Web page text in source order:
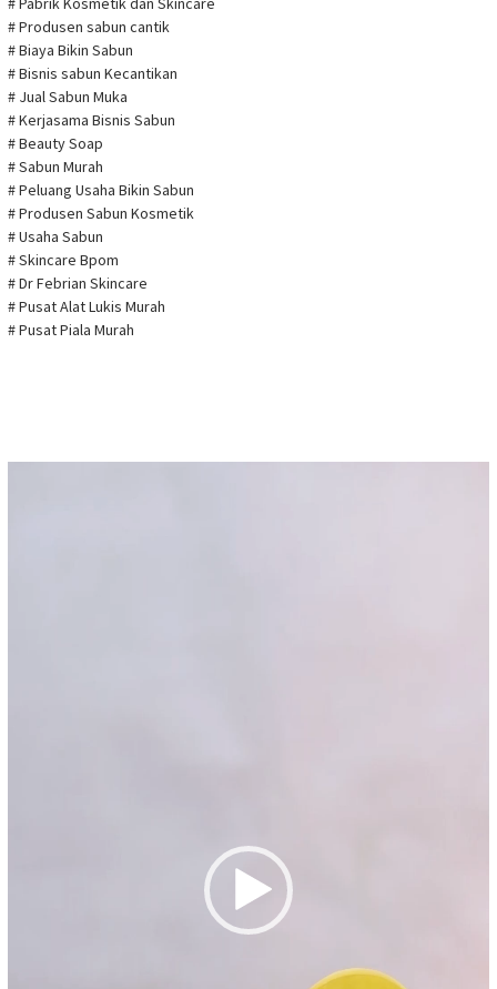
# Produsen sabun cantik
# Biaya Bikin Sabun
# Bisnis sabun Kecantikan
# Jual Sabun Muka
# Kerjasama Bisnis Sabun
# Beauty Soap
# Sabun Murah
# Peluang Usaha Bikin Sabun
# Produsen Sabun Kosmetik
# Usaha Sabun
# Skincare Bpom
# Dr Febrian Skincare
# Pusat Alat Lukis Murah
# Pusat Piala Murah